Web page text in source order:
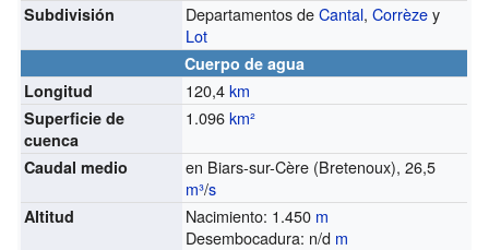
Subdivisión Departamentos deCantal,Corrèzey
Lot
Cuerpo de agua
Longitud
120,4km
Superficie de
cuenca
1.096km²
Caudal medio
en Biars-sur-Cère (Bretenoux), 26,5
m³/s
Altitud Nacimiento: 1.450 m
Desembocadura: n/d m